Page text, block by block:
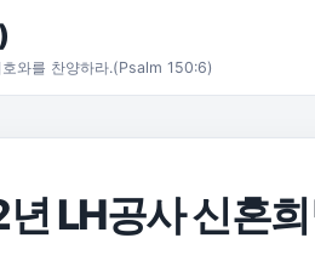
와를 찬양하라.(Psalm 150:6)
LH공사 신혼